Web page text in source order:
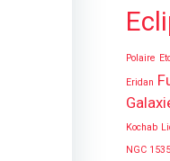
Polaire
Eridan
Kochab
NGC 1535